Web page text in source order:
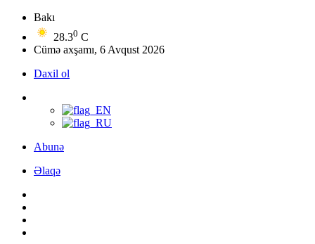
Bakı
28.30 C
Cümə axşamı, 6 Avqust 2026
Daxil ol
Abunə
Əlaqə